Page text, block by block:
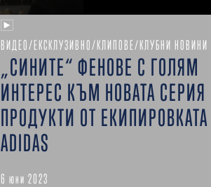
ВИДЕО/ЕКСКЛУЗИВНО/КЛИПОВЕ/КЛУБНИ НОВИНИ
„СИНИТЕ“ ФЕНОВЕ С ГОЛЯМ
ИНТЕРЕС КЪМ НОВАТА СЕРИЯ
ПРОДУКТИ ОТ ЕКИПИРОВКАТА
ADIDAS
6 юни 2023